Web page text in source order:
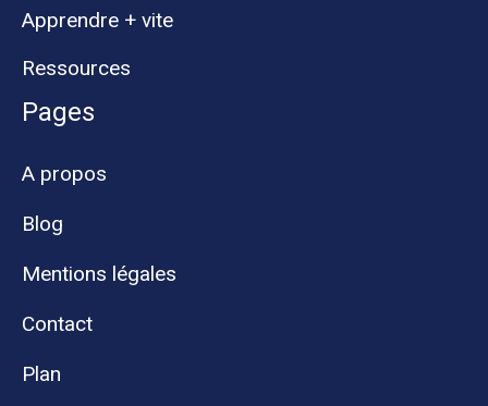
Apprendre + vite
Ressources
Pages
A propos
Blog
Mentions légales
Contact
Plan